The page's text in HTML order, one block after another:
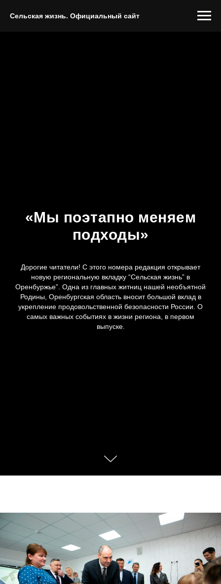
Сельская жизнь. Официальный сайт
«Мы поэтапно меняем
подходы»
Дорогие читатели! С этого номера редакция открывает
новую региональную вкладку “Сельская жизнь” в
Оренбуржье”. Одна из главных житниц нашей необъятной
Родины, Оренбургская область вносит большой вклад в
укрепление продовольственной безопасности России. О
самых важных событиях в жизни региона, в первом
выпуске.